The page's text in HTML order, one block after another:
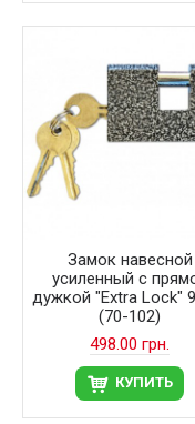
Замок навесной
усиленный с
дужкой "Extra Lock"
(70-102)
498.00 грн.
КУПИТЬ